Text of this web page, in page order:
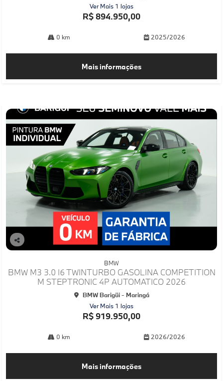
Ver Mais 1 lojas
R$ 894.950,00
0 km 2025/2026
Mais informações
Co
lhe
BMW
BMW M3 3.0 I6 TWINTURBO GASOLINA COMPETITION
M STEPTRONIC 4P AUTOMATICO 2026
BMW Barigüi - Maringá
Ver Mais 1 lojas
R$ 919.950,00
0 km 2026/2026
Mais informações